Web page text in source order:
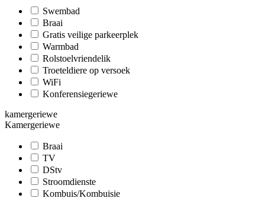
Swembad
Braai
Gratis veilige parkeerplek
Warmbad
Rolstoelvriendelik
Troeteldiere op versoek
WiFi
Konferensiegeriewe
kamergeriewe
Kamergeriewe
Braai
TV
DStv
Stroomdienste
Kombuis/Kombuisie